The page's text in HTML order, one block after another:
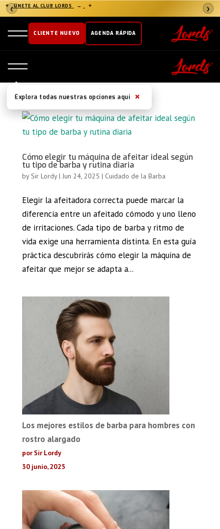
❮ ❯
✦ ÚNETE AL CLUB LORDS → ✦
CLIENTE NUEVO AGENDA RÁPIDA
Explora todas nuestras opciones aquí ×
Cómo elegir tu máquina de afeitar ideal según
tu tipo de barba y rutina diaria
bySir Lordy| Jun 24, 2025 | Cuidado de la Barba
Elegir la afeitadora correcta puede marcar la
diferencia entre un afeitado cómodo y uno lleno
de irritaciones. Cada tipo de barba y ritmo de
vida exige una herramienta distinta. En esta guía
práctica descubrirás cómo elegir la máquina de
afeitar que mejor se adapta a...
Los mejores estilos de barba para hombres con
rostro alargado
por Sir Lordy
30 junio, 2025